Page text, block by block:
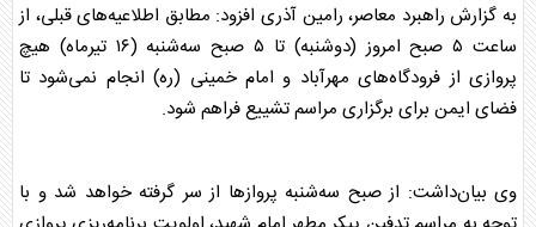
به گزارش راهبرد معاصر، رامین آذری افزود: مطابق اطلاعیه‌های قبلی، از
ساعت ۵ صبح امروز (دوشنبه) تا ۵ صبح سه‌شنبه (۱۶ تیرماه) هیچ
پروازی از فرودگاه‌های مهرآباد و امام خمینی (ره) انجام نمی‌شود تا
فضای ایمن برای برگزاری مراسم تشییع فراهم شود.
وی بیان‌داشت: از صبح سه‌شنبه پرواز‌ها از سر گرفته خواهد شد و با